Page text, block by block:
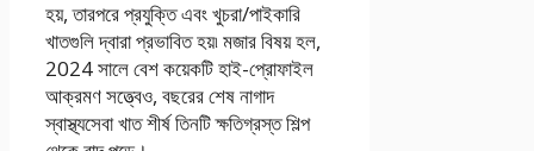
হয়, তারপরে প্রযুক্তি এবং খুচরা/পাইকারি
খাতগুলি দ্বারা প্রভাবিত হয়৷ মজার বিষয় হল,
2024 সালে বেশ কয়েকটি হাই-প্রোফাইল
আক্রমণ সত্ত্বেও, বছরের শেষ নাগাদ
স্বাস্থ্যসেবা খাত শীর্ষ তিনটি ক্ষতিগ্রস্ত শিল্প